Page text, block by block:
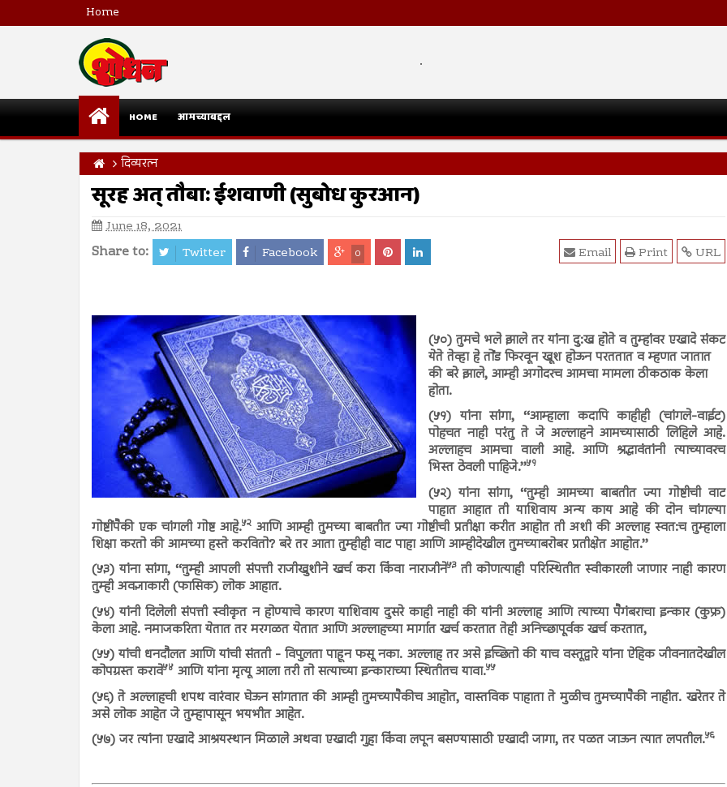
Home
.
HOME आमच्याबद्दल
दिव्यरत्न
सूरह अत् तौबा: ईशवाणी (सुबोध कुरआन)
June 18, 2021
Share to: Twitter Facebook 0 URL
Print
Email
(५०) तुमचे भले झाले तर यांना दु:ख होते व तुम्हांवर एखादे संकट
येते तेव्हा हे तोंड फिरवून खूश होऊन परततात व म्हणत जातात
की बरे झाले, आम्ही अगोदरच आमचा मामला ठीकठाक केला
होता.
(५१) यांना सांगा, ‘‘आम्हाला कदापि काहीही (चांगले-वाईट)
पोहचत नाही परंतु ते जे अल्लाहने आमच्यासाठी लिहिले आहे.
अल्लाहच आमचा वाली आहे. आणि श्रद्धावंतांनी त्याच्यावरच
भिस्त ठेवली पाहिजे.’’५१
(५२) यांना सांगा, ‘‘तुम्ही आमच्या बाबतीत ज्या गोष्टीची वाट
पाहात आहात ती याशिवाय अन्य काय आहे की दोन चांगल्या
गोष्टींपैकी एक चांगली गोष्ट आहे.५२ आणि आम्ही तुमच्या बाबतीत ज्या गोष्टीची प्रतीक्षा करीत आहोत ती अशी की अल्लाह स्वत:च तुम्हाला
शिक्षा करतो की आमच्या हस्ते करवितो? बरे तर आता तुम्हीही वाट पाहा आणि आम्हीदेखील तुमच्याबरोबर प्रतीक्षेत आहोत.’’
(५३) यांना सांगा, ‘‘तुम्ही आपली संपत्ती राजीखुशीने खर्च करा किंवा नाराजीने५३ती कोणत्याही परिस्थितीत स्वीकारली जाणार नाही कारण
तुम्ही अवज्ञाकारी (फासिक) लोक आहात.
(५४) यांनी दिलेली संपत्ती स्वीकृत न होण्याचे कारण याशिवाय दुसरे काही नाही की यांनी अल्लाह आणि त्याच्या पैगंबराचा इन्कार (कुफ्र)
केला आहे. नमाजकरिता येतात तर मरगळत येतात आणि अल्लाहच्या मार्गात खर्च करतात तेही अनिच्छापूर्वक खर्च करतात,
(५५) यांची धनदौलत आणि यांची संतती - विपुलता पाहून फसू नका. अल्लाह तर असे इच्छितो की याच वस्तूद्वारे यांना ऐहिक जीवनातदेखील
कोपग्रस्त करावे५४ आणि यांना मृत्यू आला तरी तो सत्याच्या इन्काराच्या स्थितीतच यावा.५५
(५६) ते अल्लाहची शपथ वारंवार घेऊन सांगतात की आम्ही तुमच्यापैकीच आहोत, वास्तविक पाहाता ते मुळीच तुमच्यापैकी नाहीत. खरेतर ते
असे लोक आहेत जे तुम्हापासून भयभीत आहेत.
(५७) जर त्यांना एखादे आश्रयस्थान मिळाले अथवा एखादी गुहा किंवा लपून बसण्यासाठी एखादी जागा, तर पळत जाऊन त्यात लपतील.५६